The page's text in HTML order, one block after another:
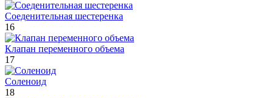
Соеденительная шестеренка
16
Клапан переменного объема
17
Соленоид
18